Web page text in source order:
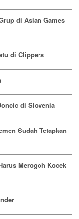
di Asian Games
di Clippers
di Slovenia
Sudah Tetapkan
Merogoh Kocek